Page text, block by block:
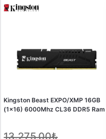
Kingston Beast EXPO/XMP 16GB
(1x16) 6000Mhz CL36 DDR5 Ram